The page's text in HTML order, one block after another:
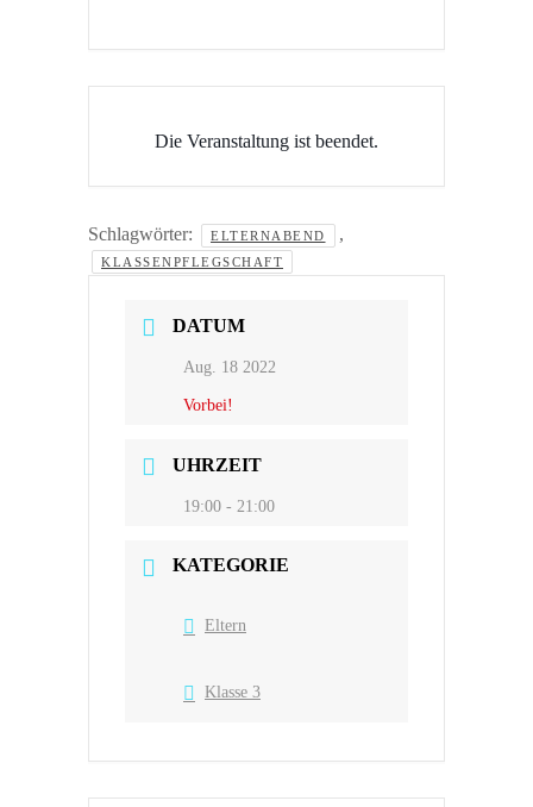
Die Veranstaltung ist beendet.
Schlagwörter: ELTERNABEND ,
KLASSENPFLEGSCHAFT
DATUM
Aug. 18 2022
Vorbei!
UHRZEIT
19:00 - 21:00
KATEGORIE
Eltern
Klasse 3